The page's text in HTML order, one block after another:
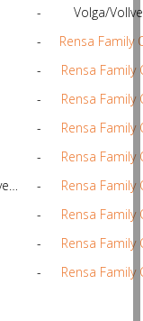
-
Volga/
-
Rensa Family
-
Rensa Family
-
Rensa Family
-
Rensa Family
-
Rensa Family
V.C.V. Volleybal Club Varsseveld DS 1 -
Rensa Family
-
Rensa Family
-
Rensa Family
- Rensa Family